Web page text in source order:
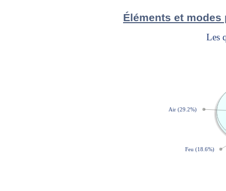
Éléments et modes